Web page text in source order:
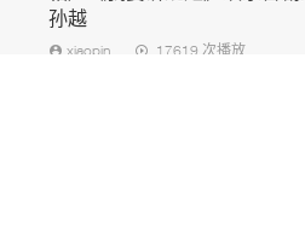
孙越
xiaopin 17619 次播放